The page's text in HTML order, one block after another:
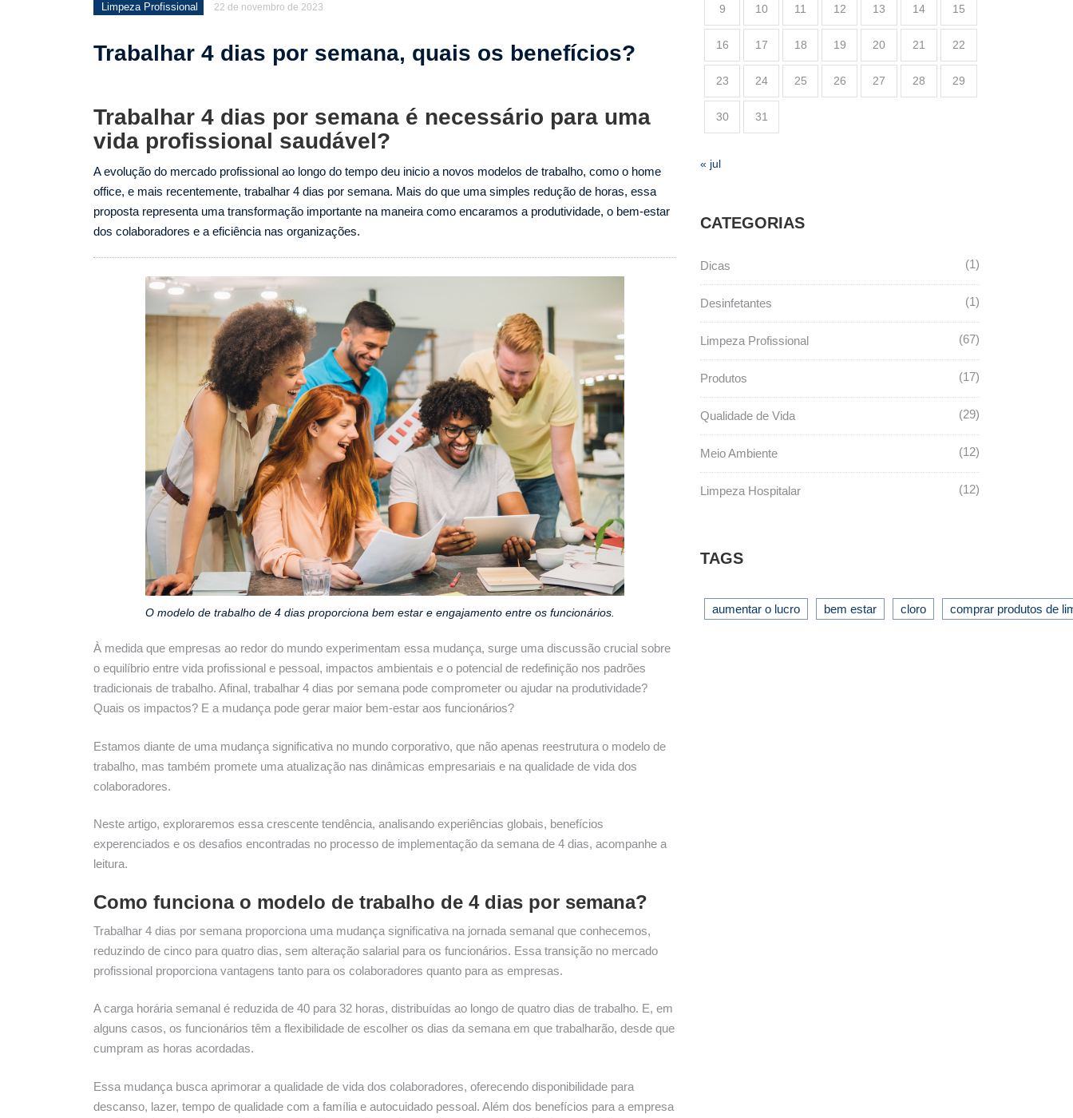
Limpeza Profissional 22 de novembro de 2023
Trabalhar 4 dias por semana, quais os benefícios?
Trabalhar 4 dias por semana é necessário para uma
vida profissional saudável?
A evolução do mercado profissional ao longo do tempo deu inicio a novos modelos de trabalho, como o home
office, e mais recentemente, trabalhar 4 dias por semana. Mais do que uma simples redução de horas, essa
proposta representa uma transformação importante na maneira como encaramos a produtividade, o bem-estar
dos colaboradores e a eficiência nas organizações.
O modelo de trabalho de 4 dias proporciona bem estar e engajamento entre os funcionários.
À medida que empresas ao redor do mundo experimentam essa mudança, surge uma discussão crucial sobre
o equilíbrio entre vida profissional e pessoal, impactos ambientais e o potencial de redefinição nos padrões
tradicionais de trabalho. Afinal, trabalhar 4 dias por semana pode comprometer ou ajudar na produtividade?
Quais os impactos? E a mudança pode gerar maior bem-estar aos funcionários?
Estamos diante de uma mudança significativa no mundo corporativo, que não apenas reestrutura o modelo de
trabalho, mas também promete uma atualização nas dinâmicas empresariais e na qualidade de vida dos
colaboradores.
Neste artigo, exploraremos essa crescente tendência, analisando experiências globais, benefícios
experenciados e os desafios encontradas no processo de implementação da semana de 4 dias, acompanhe a
leitura.
Como funciona o modelo de trabalho de 4 dias por semana?
Trabalhar 4 dias por semana proporciona uma mudança significativa na jornada semanal que conhecemos,
reduzindo de cinco para quatro dias, sem alteração salarial para os funcionários. Essa transição no mercado
profissional proporciona vantagens tanto para os colaboradores quanto para as empresas.
A carga horária semanal é reduzida de 40 para 32 horas, distribuídas ao longo de quatro dias de trabalho. E, em
alguns casos, os funcionários têm a flexibilidade de escolher os dias da semana em que trabalharão, desde que
cumpram as horas acordadas.
Essa mudança busca aprimorar a qualidade de vida dos colaboradores, oferecendo disponibilidade para
descanso, lazer, tempo de qualidade com a família e autocuidado pessoal. Além dos benefícios para a empresa
9 10 11 12 13 14 15
16 17 18 19 20 21 22
23 24 25 26 27 28 29
30 31
« jul
CATEGORIAS
Dicas 1
Desinfetantes 1
Limpeza Profissional 67
Produtos 17
Qualidade de Vida 29
Meio Ambiente 12
Limpeza Hospitalar 12
TAGS
aumentar o lucro bem estar cloro comprar produtos de